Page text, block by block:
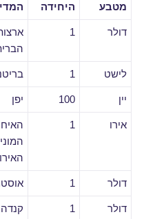
מטבע היחידה
דולר 1
לישט 1
יין 100 יפן
אירו 1
דולר 1
דולר 1 קנדה